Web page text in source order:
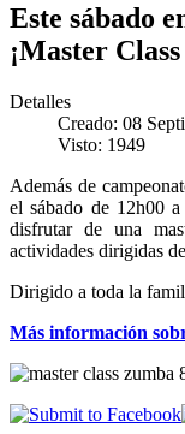
Este sábado
¡Master
Detalles
Creado: 08
Visto: 1949
Además de
el sábado de 12h00
disfrutar de una
actividades dirigidas
Dirigido a toda la
Más información